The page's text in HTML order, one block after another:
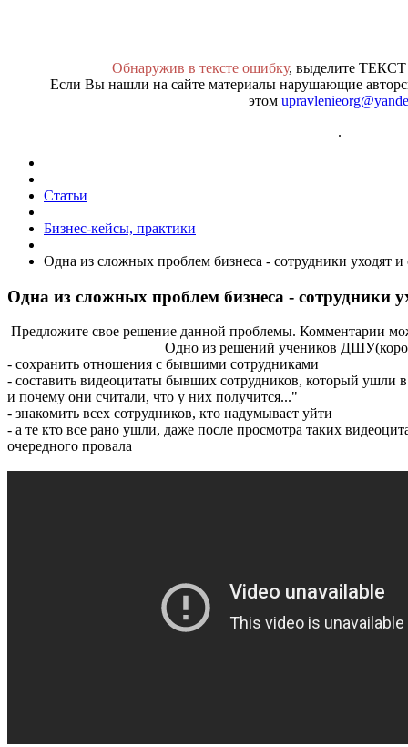
Обнаружив в тексте ошибку, выделите
Если Вы нашли на сайте материалы нарушающие
этом
.
Статьи
Бизнес-кейсы, практики
Одна из сложных проблем бизнеса - сотрудники уходят
Одна из сложных проблем бизнеса - сотрудники
Предложите свое решение данной проблемы. Комментарии
Одно из решений учеников
- сохранить отношения с бывшими сотрудниками
- составить видеоцитаты бывших сотрудников, который ушли
и почему они считали, что у них получится..."
- знакомить всех сотрудников, кто надумывает уйти
- а те кто все рано ушли, даже после просмотра таких
очередного провала